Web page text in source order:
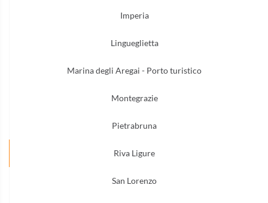
Imperia
Lingueglietta
Marina degli Aregai - Porto turistico
Montegrazie
Pietrabruna
Riva Ligure
San Lorenzo